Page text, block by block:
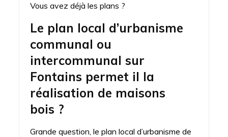
Vous avez déjà les plans ?
Le plan local d’urbanisme
communal ou
intercommunal sur
Fontains permet il la
réalisation de maisons
bois ?
Grande question, le plan local d’urbanisme de